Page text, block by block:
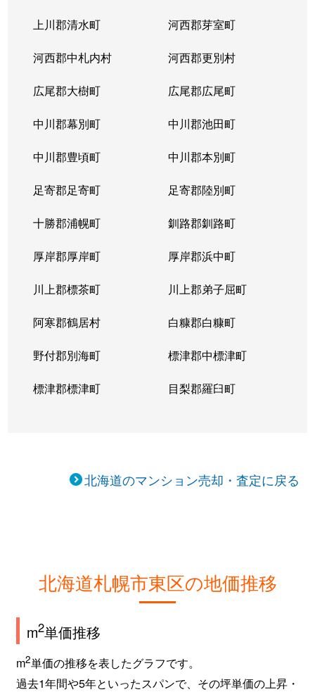
上川郡清水町 河西郡芽室町
河西郡中札内村 河西郡更別村
広尾郡大樹町 広尾郡広尾町
中川郡幕別町 中川郡池田町
中川郡豊頃町 中川郡本別町
足寄郡足寄町 足寄郡陸別町
十勝郡浦幌町 釧路郡釧路町
厚岸郡厚岸町 厚岸郡浜中町
川上郡標茶町 川上郡弟子屈町
阿寒郡鶴居村 白糠郡白糠町
野付郡別海町 標津郡中標津町
標津郡標津町 目梨郡羅臼町
北海道のマンション売却・査定に戻る
北海道札幌市東区の地価推移
m2単価推移
m2単価の推移を表したグラフです。
過去1年間や5年といったスパンで、その坪単価の上昇・